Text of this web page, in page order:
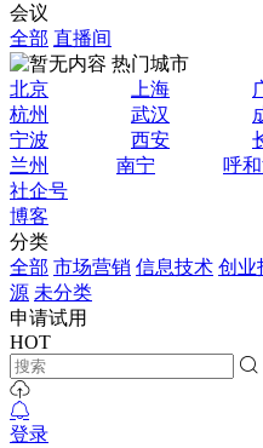
会议
全部 直播间
热门城市
北京
上海
杭州
武汉
宁波
西安
兰州
南宁 呼
社企号
博客
分类
全部 市场营销 信息技术 创业
源 未分类
申请试用
HOT
登录